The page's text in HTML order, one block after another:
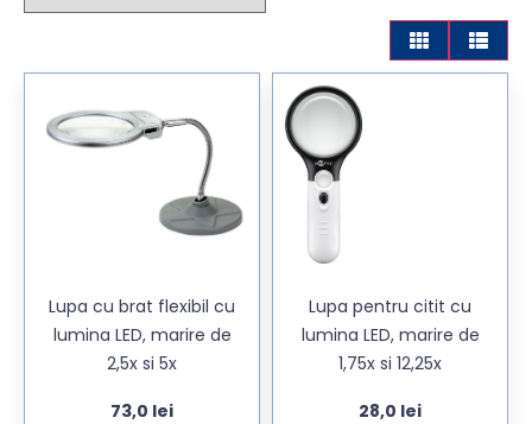
Lupa cu brat flexibil cu
lumina LED, marire de
2,5x si 5x
73,0 lei
Lupa pentru citit cu
lumina LED, marire de
1,75x si 12,25x
28,0 lei